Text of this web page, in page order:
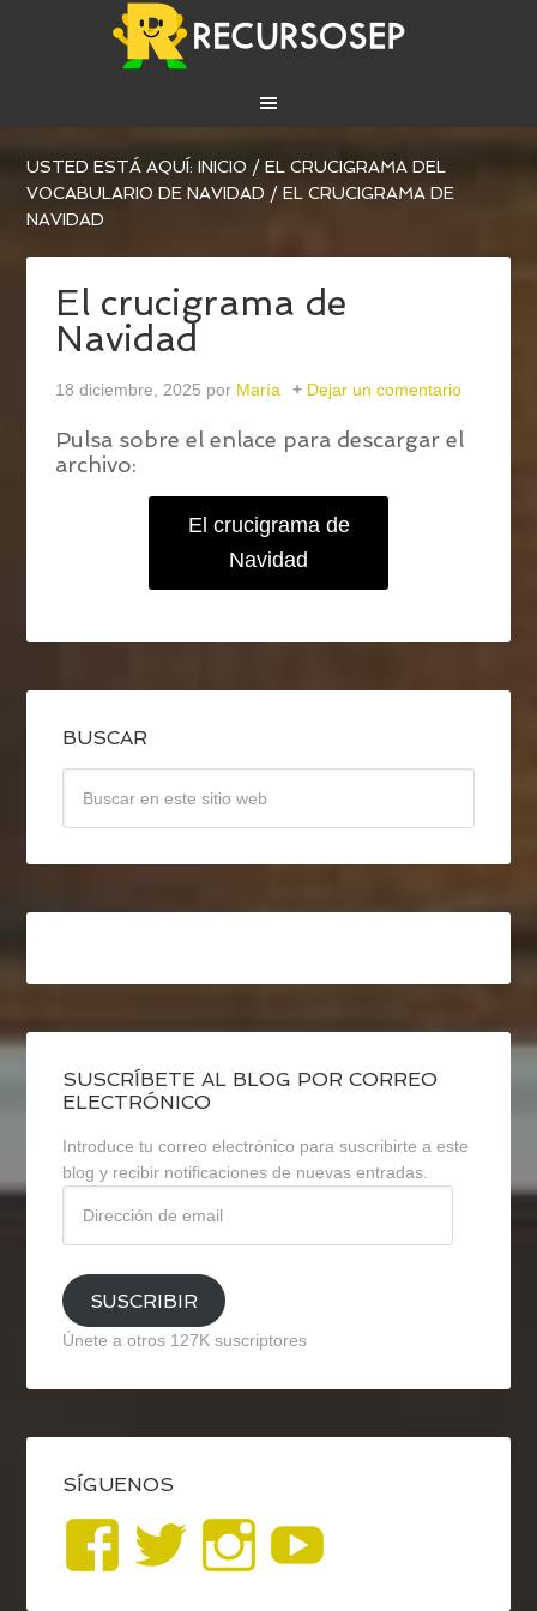
USTED ESTÁ AQUÍ:INICIO / EL CRUCIGRAMA DEL
VOCABULARIO DE NAVIDAD / EL CRUCIGRAMA DE
NAVIDAD
El crucigrama de
Navidad
18 diciembre, 2025 por María Dejar un comentario
Pulsa sobre el enlace para descargar el
archivo:
El crucigrama de
Navidad
BUSCAR
SUSCRÍBETE AL BLOG POR CORREO
ELECTRÓNICO
Introduce tu correo electrónico para suscribirte a este
blog y recibir notificaciones de nuevas entradas.
email
SUSCRIBIR
Únete a otros 127K suscriptores
SÍGUENOS
VerVerVer